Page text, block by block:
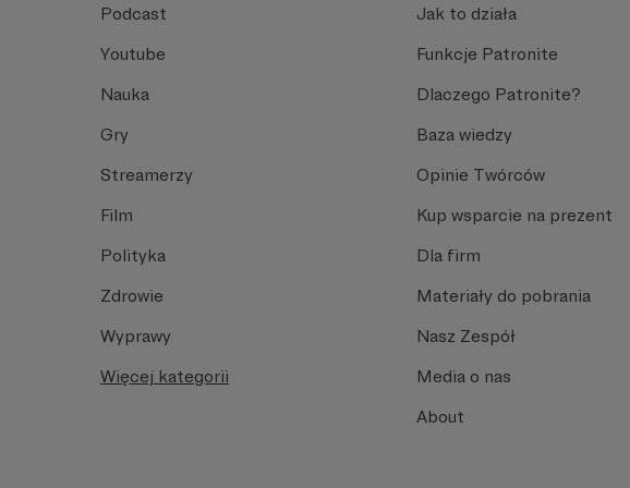
Podcast
Youtube
Nauka
Gry
Streamerzy
Film
Polityka
Zdrowie
Wyprawy
Więcej kategorii
Jak to działa
Funkcje Patronite
Dlaczego Patronite?
Baza wiedzy
Opinie Twórców
Kup wsparcie na prezent
Dla firm
Materiały do pobrania
Nasz Zespół
Media o nas
About